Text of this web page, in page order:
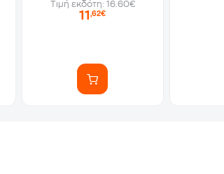
Τιμή εκδότη: 16.60€
11,62€